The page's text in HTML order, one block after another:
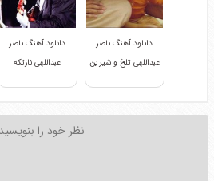
دانلود آهنگ ناصر
عبداللهی تلخ و شیرین
دانلود آهنگ ناصر
عبداللهی نازتکه